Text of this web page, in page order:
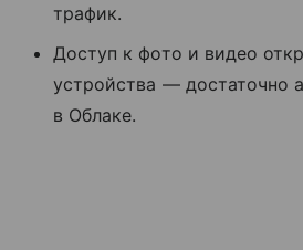
трафик.
Доступ к фото и видео
устройства — достаточно
в Облаке.